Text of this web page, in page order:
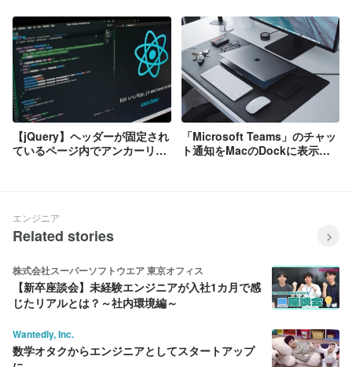
【jQuery】ヘッダーが固定され
ているページ内でアンカーリン
「Microsoft Teams」のチャッ
ト通知をMacのDockに表示す
エンジニア
Related stories
株式会社スーパーソフトウエア 東京オフィス
【新卒座談会】未経験エンジニアが入社1カ月で感
じたリアルとは？～社内環境編～
Wantedly, Inc.
数学オタクからエンジニアとしてスタートアップ